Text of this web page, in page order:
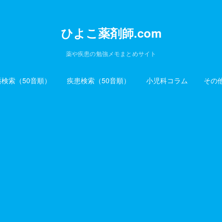
ひよこ薬剤師.com
薬や疾患の勉強メモまとめサイト
索（50音順） 疾患検索（50音順） 小児科コラム その